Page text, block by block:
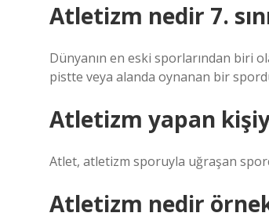
Atletizm nedir 7.
Dünyanın en eski sporlarından biri
pistte veya alanda oynanan bir
Atletizm yapan
Atlet, atletizm sporuyla uğraşan
Atletizm nedir